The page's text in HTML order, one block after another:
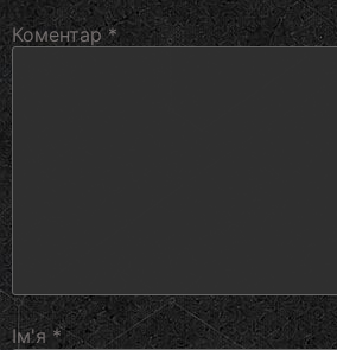
Коментар*
Ім'я *